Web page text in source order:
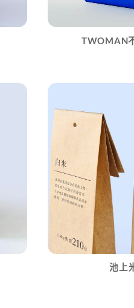
TWOMAN
池上